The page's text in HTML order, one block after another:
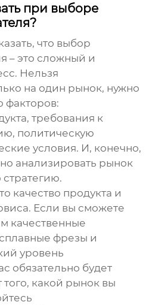
при выборе
что выбор
– это сложный и
Нельзя
на один рынок, нужно
факторов:
требования к
политическую
условия. И, конечно,
анализировать рынок
качество продукта и
Если вы сможете
качественные
фрезы и
уровень
обязательно будет
того, какой рынок вы